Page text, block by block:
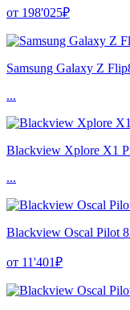
от 198'025₽
Samsung Galaxy Z
...
Blackview Xplore X1
...
Blackview Oscal Pilot
от 11'401₽